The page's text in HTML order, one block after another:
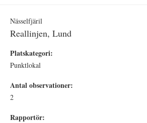
Nässelfjäril
Reallinjen, Lund
Platskategori:
Punktlokal
Antal observationer:
2
Rapportör: